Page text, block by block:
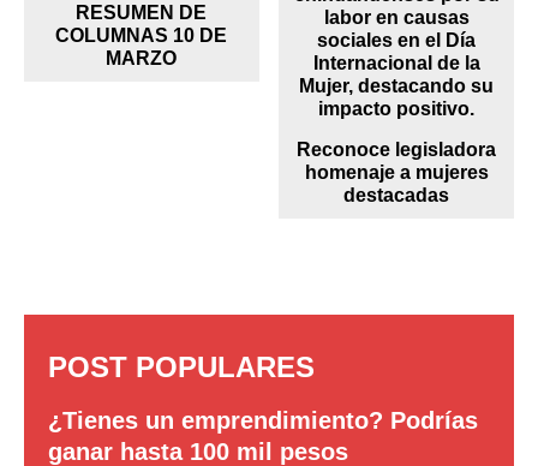
RESUMEN DE
COLUMNAS 10 DE
MARZO
Reconoce legisladora
homenaje a mujeres
destacadas
POST POPULARES
¿Tienes un emprendimiento? Podrías
ganar hasta 100 mil pesos